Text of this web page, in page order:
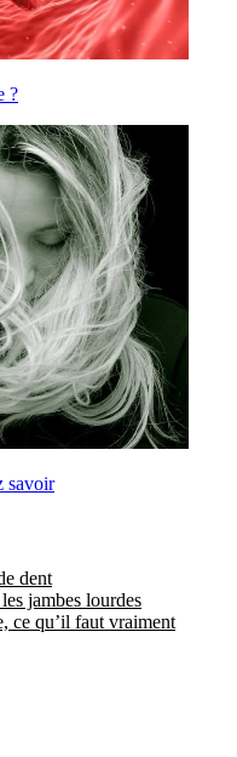
?
savoir
dent
jambes lourdes
ce qu’il faut vraiment